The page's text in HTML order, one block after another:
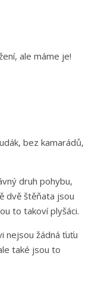
ale máme je!
bez kamarádů,
druh pohybu,
dvě štěňata jsou
to takoví plyšáci.
nejsou žádná ťuťu
také jsou to